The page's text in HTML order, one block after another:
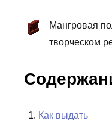
Мангровая
творческом
Как выдать